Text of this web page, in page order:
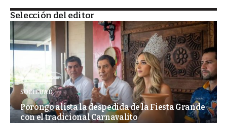
Selección del editor
SOCIEDAD
Porongo alista la despedida de la Fiesta Grande
con el tradicional Carnavalito